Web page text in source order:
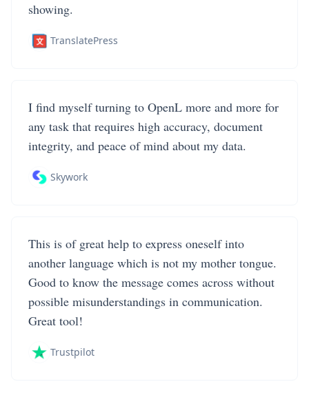
showing.
TranslatePress
I find myself turning to OpenL more and more for
any task that requires high accuracy, document
integrity, and peace of mind about my data.
Skywork
This is of great help to express oneself into
another language which is not my mother tongue.
Good to know the message comes across without
possible misunderstandings in communication.
Great tool!
Trustpilot